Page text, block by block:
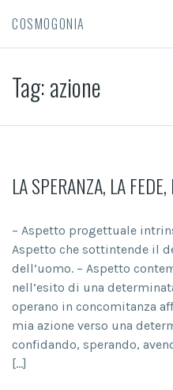
COSMOGONIA
Tag:azione
LA SPERANZA, LA FEDE,
– Aspetto progettuale
Aspetto che sottintende il
dell’uomo. – Aspetto
nell’esito di una
operano in concomitanza
mia azione verso una
confidando, sperando,
[…]